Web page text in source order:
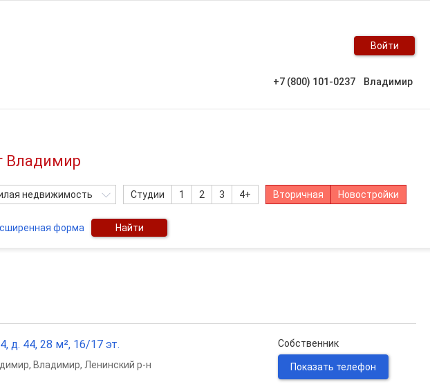
Войти
+7 (800) 101-0237 Владимир
Владимир
недвижимость Студии 1 2 3 4+ Вторичная Новостройки
форма Найти
д. 44, 28 м², 16/17 эт.
, Владимир, Ленинский р-н
Собственник
Показать телефон